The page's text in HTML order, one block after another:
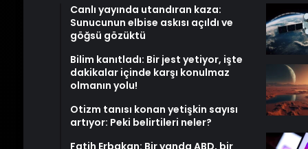
Canlı yayında utandıran kaza:
Sunucunun elbise askısı açıldı ve
göğsü gözüktü
Bilim kanıtladı: Bir jest yetiyor, işte
dakikalar içinde karşı konulmaz
olmanın yolu!
Otizm tanısı konan yetişkin sayısı
artıyor: Peki belirtileri neler?
Fatih Erbakan: Bir yanda ABD, bir